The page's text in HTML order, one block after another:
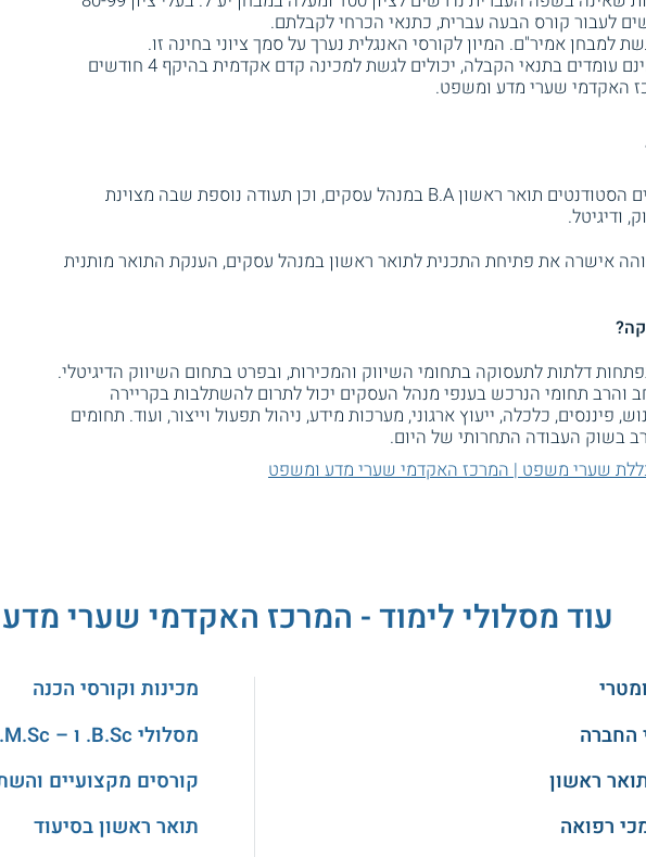
לעבור קורס הבעה עברית, כתנאי הכרחי לקבלתם.
למבחן אמיר"ם. המיון לקורסי האנגלית נערך על סמך ציוני בחינה זו.
מועמדים אשר אינם עומדים בתנאי הקבלה, יכולים לגשת למכינה קדם אקדמית בהיקף 4 חודשים
האקדמי שערי מדע ומשפט.
בתום לימודיהם, מקבלים הסטודנטים תואר ראשון B.A במנהל עסקים, וכן תעודה נוספת שבה מצוינת
ודיגיטל.
אישרה את פתיחת התכנית לתואר ראשון במנהל עסקים, הענקת התואר מותנית
דלתות לתעסוקה בתחומי השיווק והמכירות, ובפרט בתחום השיווק הדיגיטלי.
והרב תחומי הנרכש בענפי מנהל העסקים יכול לתרום להשתלבות בקריירה
פיננסים, כלכלה, ייעוץ ארגוני, מערכות מידע, ניהול תפעול וייצור, ועוד. תחומים
בשוק העבודה התחרותי של היום.
שערי משפט | המרכז האקדמי שערי מדע ומשפט
עוד מסלולי לימוד - המרכז האקדמי שערי
ראשון
רפואה
מכינות וקורסי הכנה
מסלולי B.Sc. ו – M.Sc. במדעים
קורסים מקצועיים
תואר ראשון בסיעוד